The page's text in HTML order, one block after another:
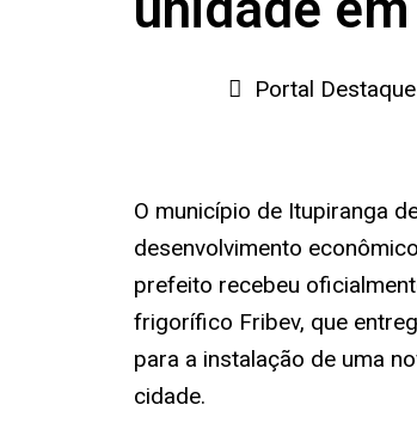
Portal Destaque
O município de Itupiranga
desenvolvimento
prefeito recebeu
frigorífico Fribev, que
para a instalação de uma
cidade.